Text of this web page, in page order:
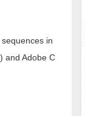
in
and Adobe C